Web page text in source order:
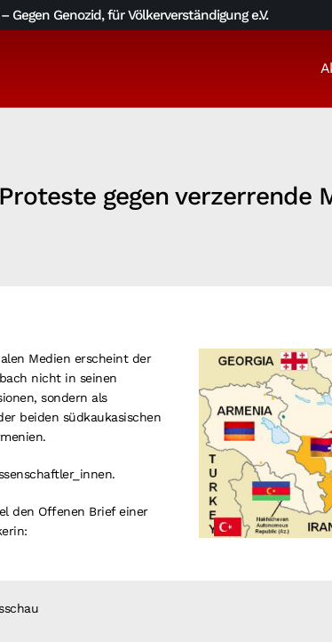
Gegen Genozid, für Völkerverständigung e.V.
gegen
Medien erscheint der
nicht in seinen
sondern als
beiden südkaukasischen
den Offenen Brief einer